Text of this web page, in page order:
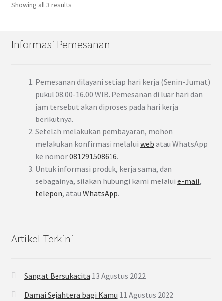
Showing all 3 results
Informasi Pemesanan
Pemesanan dilayani setiap hari kerja (Senin-Jumat)
pukul 08.00-16.00 WIB. Pemesanan di luar hari dan
jam tersebut akan diproses pada hari kerja
berikutnya.
Setelah melakukan pembayaran, mohon
melakukan konfirmasi melalui web atau WhatsApp
ke nomor081291508616.
Untuk informasi produk, kerja sama, dan
sebagainya, silakan hubungi kami melalui e-mail,
telepon, atau WhatsApp.
Artikel Terkini
Sangat Bersukacita 13 Agustus 2022
Damai Sejahtera bagi Kamu 11 Agustus 2022